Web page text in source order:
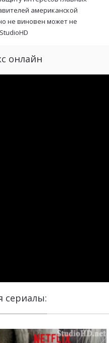
американской
не виновен может не
StudioHD
онлайн
сериалы: